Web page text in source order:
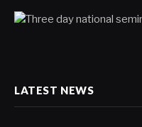
LATEST NEWS